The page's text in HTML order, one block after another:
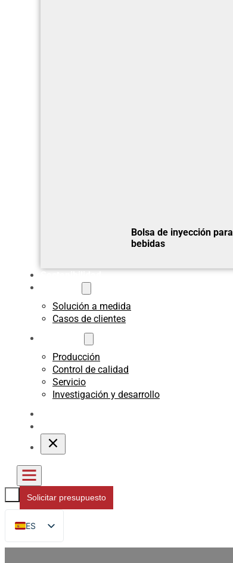
Bolsa de inyección para
bebidas
Solución a medida
Casos de clientes
Producción
Control de calidad
Servicio
Investigación y desarrollo
Solicitar presupuesto
ES
EN